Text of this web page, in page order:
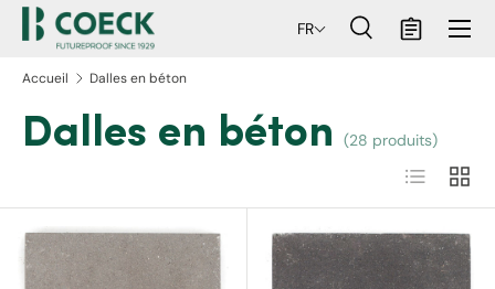
au contenu
Rechercher
FR RecherchePanier
Menu
Accueil Dalles en béton
Dalles en béton (28 produits)
Liste Grille